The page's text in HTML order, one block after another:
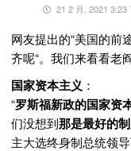
21 2 月, 2021 3:23
网友提出的“美国的前
齐呢“。我们来看看老
国家资本主义 ：
“罗斯福新政的国家资
们没想到那是最好的
主大选终身制总统领